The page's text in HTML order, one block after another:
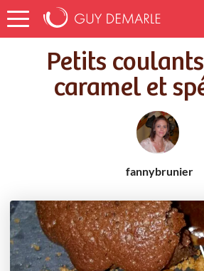
Accueil
Recettes
Petits coulants choco caramel et spéculos
Petits
caramel et
fannybrunier